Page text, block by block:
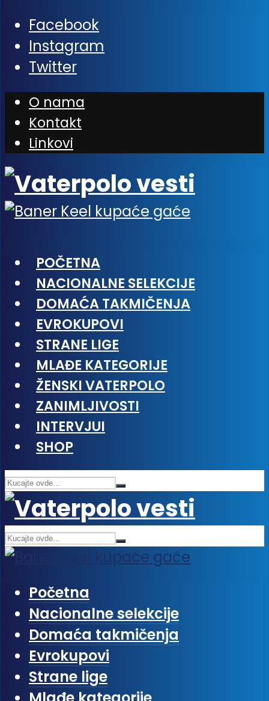
Facebook
Instagram
Twitter
O nama
Kontakt
Linkovi
POČETNA
NACIONALNE SELEKCIJE
DOMAĆA TAKMIČENJA
EVROKUPOVI
STRANE LIGE
MLAĐE KATEGORIJE
ŽENSKI VATERPOLO
ZANIMLJIVOSTI
INTERVJUI
SHOP
Početna
Nacionalne selekcije
Domaća takmičenja
Evrokupovi
Strane lige